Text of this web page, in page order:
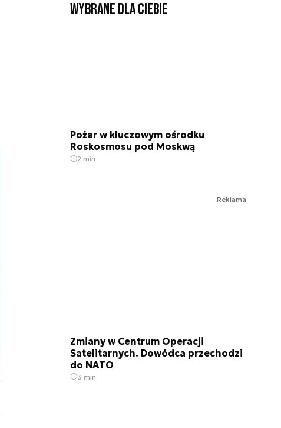
Wybrane dla Ciebie
Pożar w kluczowym ośrodku
Roskosmosu pod Moskwą
2 min.
Reklama
Zmiany w Centrum Operacji
Satelitarnych. Dowódca przechodzi
do NATO
3 min.